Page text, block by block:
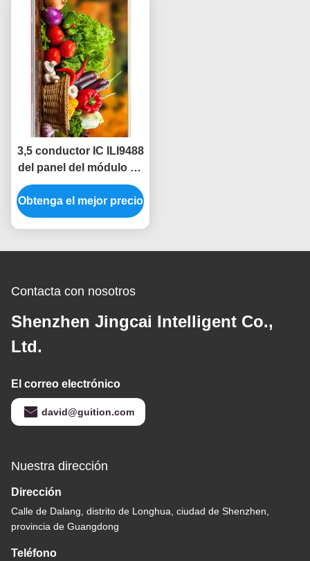
3,5 conductor IC ILI9488
del panel del módulo de
la exhibición de Spi
480x320 TFT del
módulo del Lcd de la
Obtenga el mejor precio
Contacta con nosotros
Shenzhen Jingcai Intelligent Co.,
Ltd.
El correo electrónico
david@guition.com
Nuestra dirección
Dirección
Calle de Dalang, distrito de Longhua, ciudad de Shenzhen,
provincia de Guangdong
Teléfono